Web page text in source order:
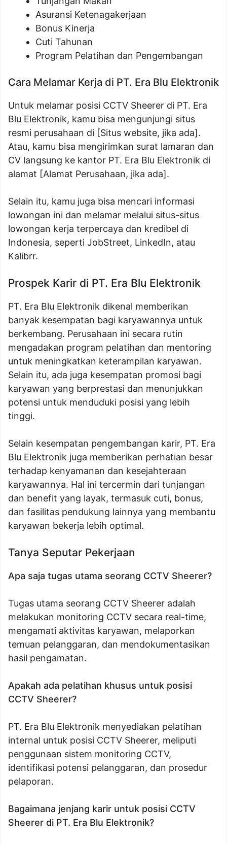
Asuransi Ketenagakerjaan
Bonus Kinerja
Cuti Tahunan
Program Pelatihan dan Pengembangan
Cara Melamar Kerja di PT. Era Blu Elektronik
Untuk melamar posisi CCTV Sheerer di PT. Era
Blu Elektronik, kamu bisa mengunjungi situs
resmi perusahaan di [Situs website, jika ada].
Atau, kamu bisa mengirimkan surat lamaran dan
CV langsung ke kantor PT. Era Blu Elektronik di
alamat [Alamat Perusahaan, jika ada].
Selain itu, kamu juga bisa mencari informasi
lowongan ini dan melamar melalui situs-situs
lowongan kerja terpercaya dan kredibel di
Indonesia, seperti JobStreet, LinkedIn, atau
Kalibrr.
Prospek Karir di PT. Era Blu Elektronik
PT. Era Blu Elektronik dikenal memberikan
banyak kesempatan bagi karyawannya untuk
berkembang. Perusahaan ini secara rutin
mengadakan program pelatihan dan mentoring
untuk meningkatkan keterampilan karyawan.
Selain itu, ada juga kesempatan promosi bagi
karyawan yang berprestasi dan menunjukkan
potensi untuk menduduki posisi yang lebih
tinggi.
Selain kesempatan pengembangan karir, PT. Era
Blu Elektronik juga memberikan perhatian besar
terhadap kenyamanan dan kesejahteraan
karyawannya. Hal ini tercermin dari tunjangan
dan benefit yang layak, termasuk cuti, bonus,
dan fasilitas pendukung lainnya yang membantu
karyawan bekerja lebih optimal.
Tanya Seputar Pekerjaan
Apa saja tugas utama seorang CCTV Sheerer?
Tugas utama seorang CCTV Sheerer adalah
melakukan monitoring CCTV secara real-time,
mengamati aktivitas karyawan, melaporkan
temuan pelanggaran, dan mendokumentasikan
hasil pengamatan.
Apakah ada pelatihan khusus untuk posisi
CCTV Sheerer?
PT. Era Blu Elektronik menyediakan pelatihan
internal untuk posisi CCTV Sheerer, meliputi
penggunaan sistem monitoring CCTV,
identifikasi potensi pelanggaran, dan prosedur
pelaporan.
Bagaimana jenjang karir untuk posisi CCTV
Sheerer di PT. Era Blu Elektronik?